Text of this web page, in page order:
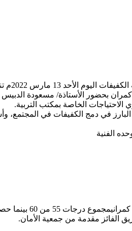
حرصا
بحضور الأستاذة/ مسعودة الدبيس
الاحتياجات الخاصة بمكتب التربية.
البارز في دمج الكفيفات في
الفنية
على مجموع درجات 52.5 من 60.
الفائز مقدمة من جمعية الأمان.